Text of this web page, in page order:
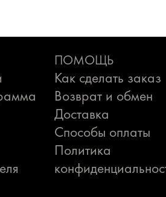
ПОМОЩЬ
Как сделать заказ
Возврат и обмен
Доставка
Способы оплаты
Политика